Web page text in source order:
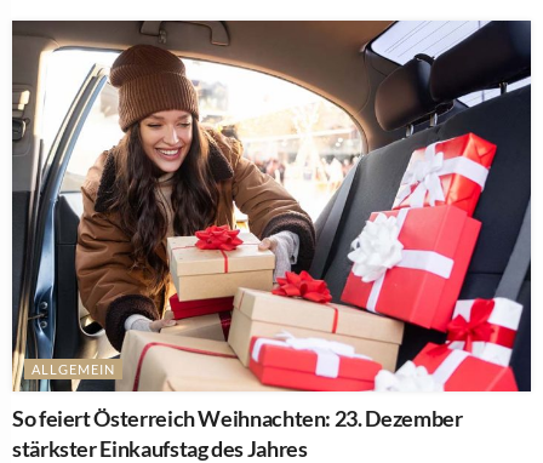
ALLGEMEIN
So feiert Österreich Weihnachten: 23. Dezember
stärkster Einkaufstag des Jahres